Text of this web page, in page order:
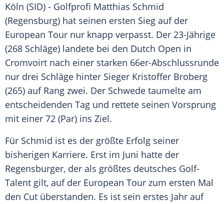
Köln (SID) - Golfprofi Matthias Schmid
(Regensburg) hat seinen ersten Sieg auf der
European Tour nur knapp verpasst. Der 23-Jährige
(268 Schläge) landete bei den Dutch Open in
Cromvoirt nach einer starken 66er-Abschlussrunde
nur drei Schläge hinter Sieger Kristoffer Broberg
(265) auf Rang zwei. Der Schwede taumelte am
entscheidenden Tag und rettete seinen Vorsprung
mit einer 72 (Par) ins Ziel.
Für Schmid ist es der größte Erfolg seiner
bisherigen Karriere. Erst im Juni hatte der
Regensburger, der als größtes deutsches Golf-
Talent gilt, auf der European Tour zum ersten Mal
den Cut überstanden. Es ist sein erstes Jahr auf